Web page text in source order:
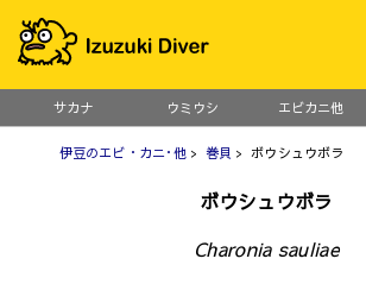
サカナ ウミウシ エビカニ他
伊豆のエビ・カニ･他> 巻貝 > ボウシュウボラ
ボウシュウボラ
Charonia sauliae